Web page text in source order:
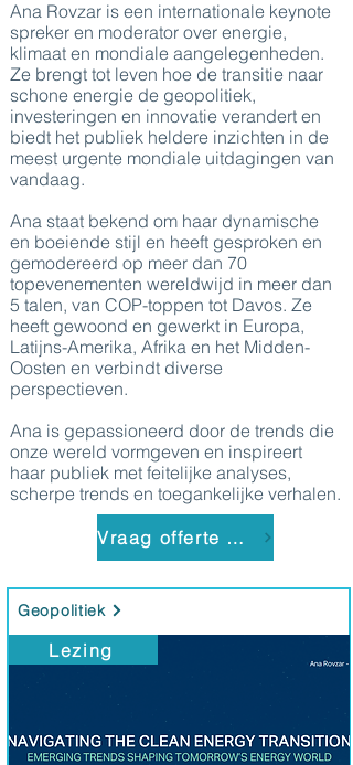
Ana Rovzar is een internationale keynote
spreker en moderator over energie,
klimaat en mondiale aangelegenheden.
Ze brengt tot leven hoe de transitie naar
schone energie de geopolitiek,
investeringen en innovatie verandert en
biedt het publiek heldere inzichten in de
meest urgente mondiale uitdagingen van
vandaag.
Ana staat bekend om haar dynamische
en boeiende stijl en heeft gesproken en
gemodereerd op meer dan 70
topevenementen wereldwijd in meer dan
5 talen, van COP-toppen tot Davos. Ze
heeft gewoond en gewerkt in Europa,
Latijns-Amerika, Afrika en het Midden-
Oosten en verbindt diverse
perspectieven.
Ana is gepassioneerd door de trends die
onze wereld vormgeven en inspireert
haar publiek met feitelijke analyses,
scherpe trends en toegankelijke verhalen.
Vraag offerte aan
Geopolitiek
Lezing